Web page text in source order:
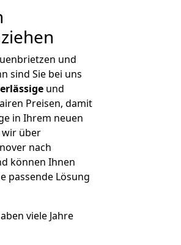
und
sind Sie bei uns
und
Preisen, damit
in Ihrem neuen
wir über
nach
können Ihnen
passende Lösung
viele Jahre